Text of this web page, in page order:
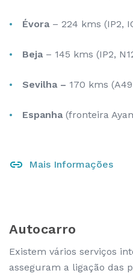
Évora – 224 kms (IP2,
Beja – 145 kms (IP2,
Sevilha – 170 kms
Espanha (fronteira
Mais Informações
Autocarro
Existem vários serviços
asseguram a ligação das